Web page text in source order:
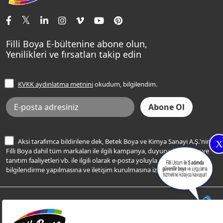
X
Tavan Boyaları
Ev Bakım ve Hobi Boyaları
Yatak Odası Renkleri
Sentomaxx Sentetik Boya
Sentomaxx İpeksi Mat
Momento Life
Şampanya Rengi
Açık Mavi Rengi
Frezya Rengi
İletişim Bilgilerimiz
Renk Danışma
Filli Ustam
Sıkça Sorulan Sorular
Ücretsiz Yalıtım Keşif Hizmeti
Bilgi Toplumu Hizmetleri
İnternet Sitesi Kullanım Koşulları
KVKK Talep Formu
KVKK Aydınlatma Metni
Filli Boya E-bültenine abone olun,
Yenilikleri ve fırsatları takip edin
KVKK aydınlatma metniniokudum, bilgilendim.
Aksi tarafımca bildirilene dek, Betek Boya ve Kimya Sanayi A.Ş.'nin
Filli Boya dahil tüm markaları ile ilgili kampanya, duyuru, hizmetler ve
tanıtım faaliyetleri vb. ile ilgili olarak e-posta yoluyla şahsıma
bilgilendirme yapılmasına ve iletişim kurulmasına izin veriyorum.